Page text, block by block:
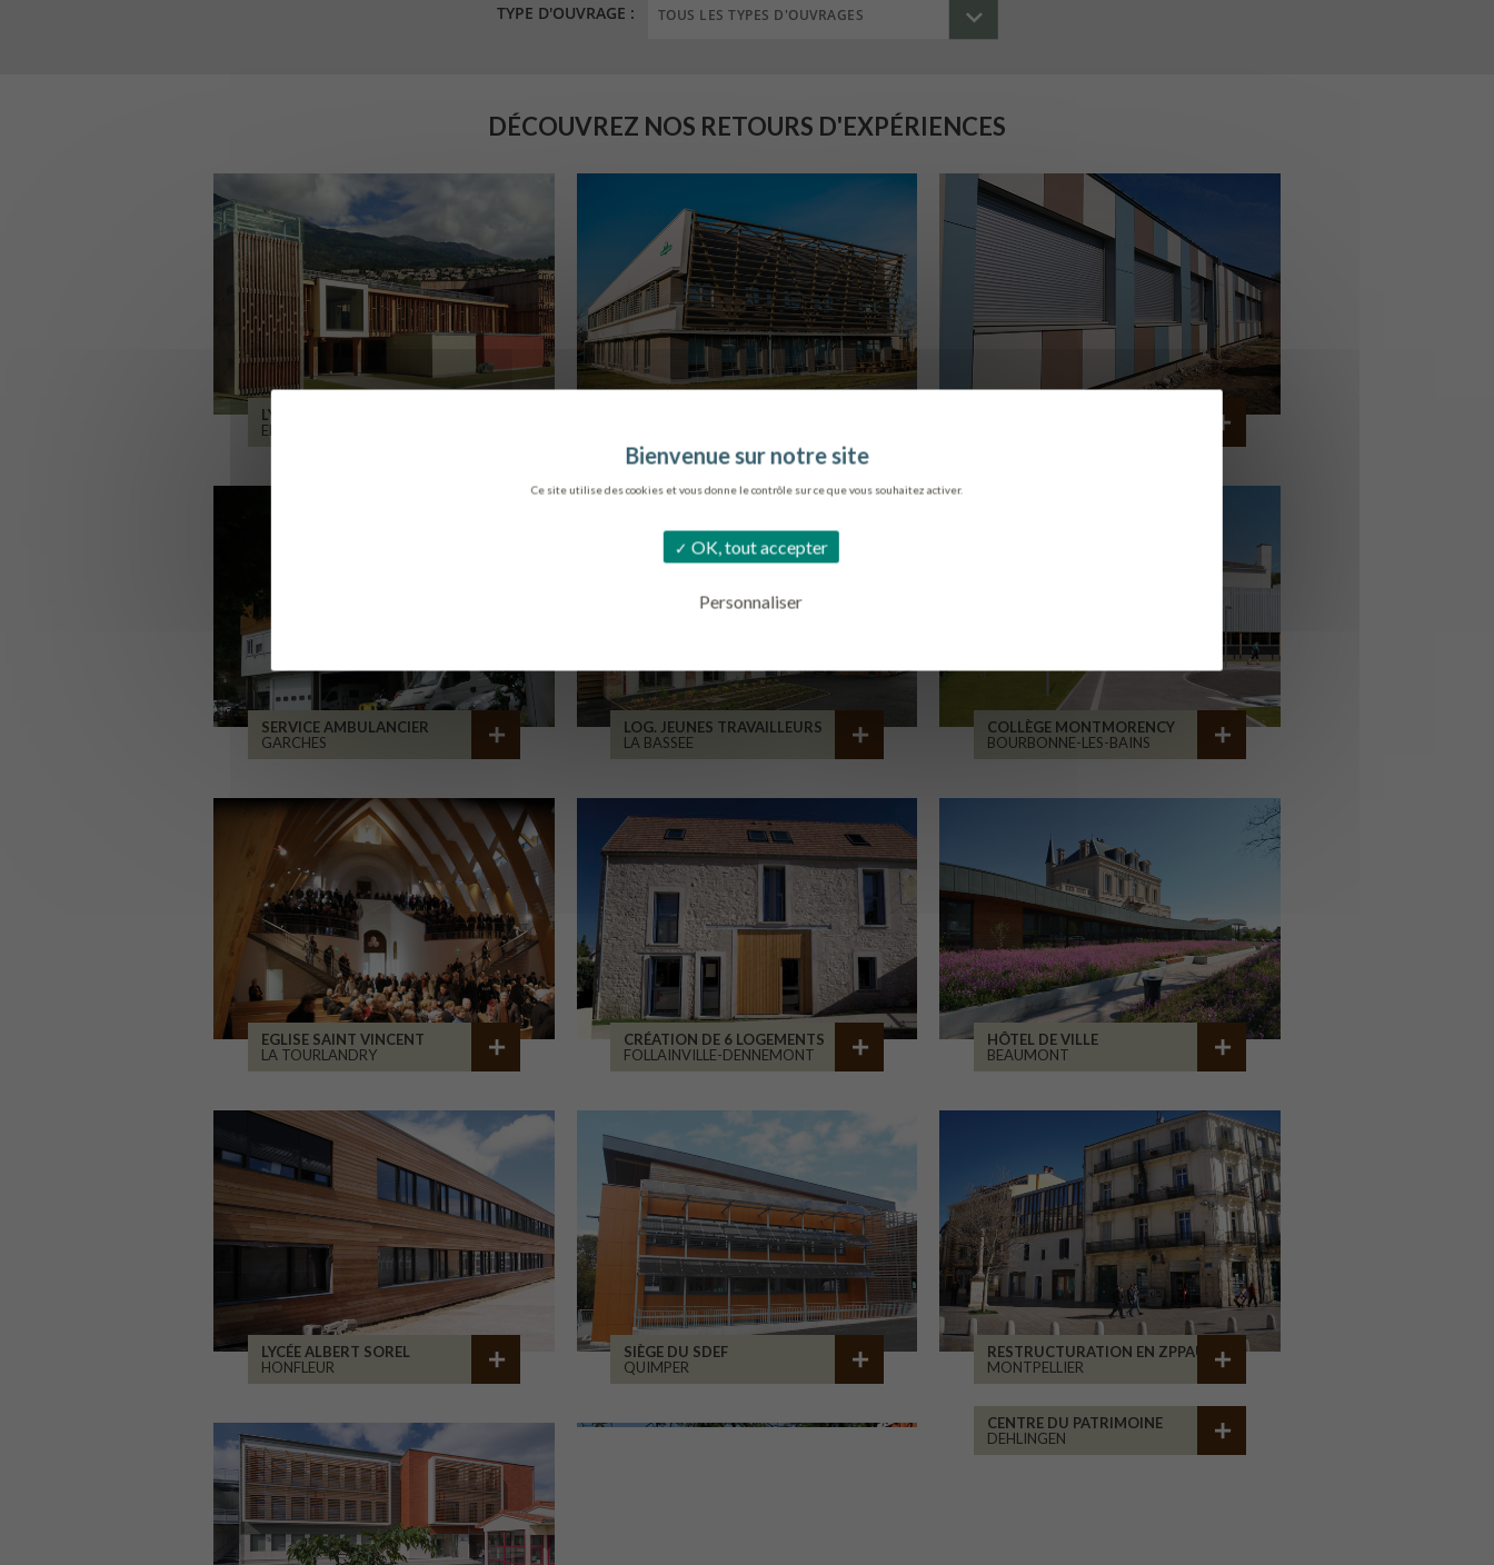
Ce site utilise des cookies et vous donne le contrôle sur ce que vous souhaitez activer.
OK, tout accepter
Personnaliser
TYPE D'OUVRAGE :
DÉCOUVREZ NOS RETOURS D'EXPÉRIENCES
LYCÉE ALPES ET DURANCE
EMBRUN
SERVICE AMBULANCIER
GARCHES
LOG. JEUNES TRAVAILLEURS
LA BASSEE
COLLÈGE MONTMORENCY
BOURBONNE-LES-BAINS
EGLISE SAINT VINCENT
LA TOURLANDRY
CRÉATION DE 6 LOGEMENTS
FOLLAINVILLE-DENNEMONT
HÔTEL DE VILLE
BEAUMONT
LYCÉE ALBERT SOREL
HONFLEUR
SIÈGE DU SDEF
QUIMPER
RESTRUCTURATION EN ZPPAUP
MONTPELLIER
CENTRE DU PATRIMOINE
DEHLINGEN